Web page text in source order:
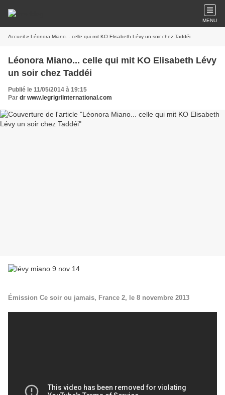
MENU
Accueil » Léonora Miano... celle qui mit KO Elisabeth Lévy un soir chez Taddéi
Léonora Miano... celle qui mit KO Elisabeth Lévy
un soir chez Taddéi
Publié le 11/05/2014 à 19:15
Par dr www.legrigriinternational.com
Émission Ce soir ou jamais, France 2, le 8 novembre 2013